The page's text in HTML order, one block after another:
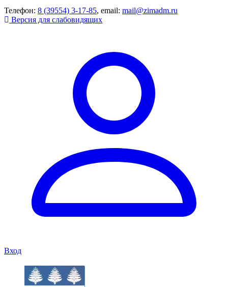
Телефон: 8 (39554) 3-17-85, email: mail@zimadm.ru
Версия для слабовидящих
Вход